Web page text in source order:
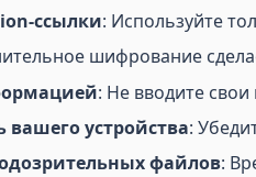
ссылки: Используйте
шифрование
: Не вводите
вашего устройства:
файлов: